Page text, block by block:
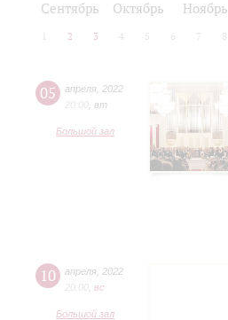
Сентябрь Октябрь Ноябрь
2 3 4 5 6 7 8
05 апреля 2022
20:00 вт
Большой зал
10 апреля 2022
20:00 вc
Большой зал